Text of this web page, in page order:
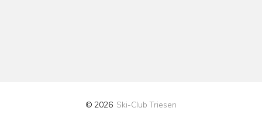
© 2026 Ski-Club Triesen